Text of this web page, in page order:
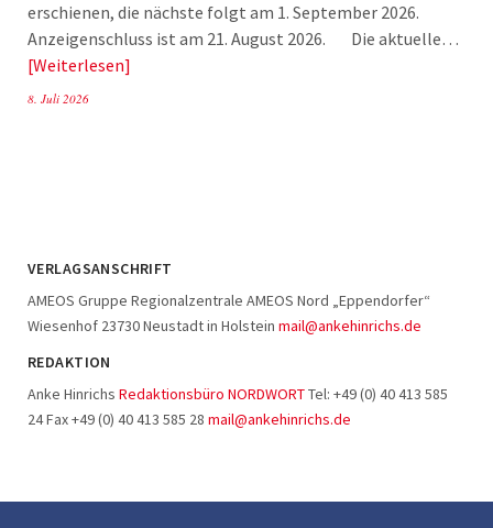
erschienen, die nächste folgt am 1. September 2026.
Anzeigenschluss ist am 21. August 2026. Die aktuelle…
Weiterlesen
8. Juli 2026
VERLAGSANSCHRIFT
AMEOS Gruppe Regionalzentrale AMEOS Nord „Eppendorfer“
Wiesenhof 23730 Neustadt in Holstein mail@ankehinrichs.de
REDAKTION
Anke Hinrichs Redaktionsbüro NORDWORTTel: +49 (0) 40 413 585
24 Fax +49 (0) 40 413 585 28 mail@ankehinrichs.de